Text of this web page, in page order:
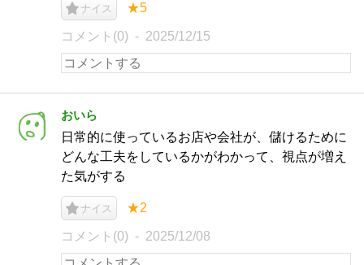
ナイス ★5
コメント(0) 2025/12/15
おいら
日常的に使っているお店や会社が、儲けるために
どんな工夫をしているかがわかって、視点が増え
た気がする
ナイス ★2
コメント(0) 2025/12/08